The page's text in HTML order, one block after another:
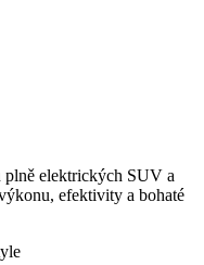
plně elektrických SUV a
efektivity a bohaté